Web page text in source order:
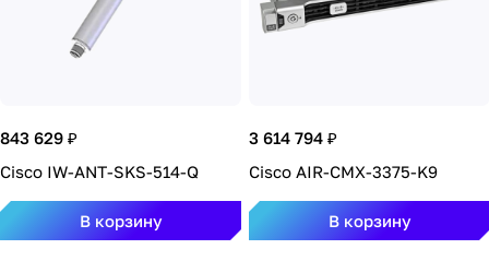
843 629 ₽
Cisco IW-ANT-SKS-514-Q
В корзину
3 614 794 ₽
Cisco AIR-CMX-3375-K9
В корзину